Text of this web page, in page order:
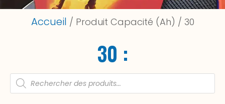
Accueil / Produit Capacité (Ah) / 30
30 :